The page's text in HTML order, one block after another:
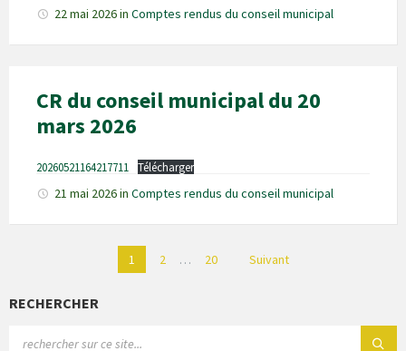
22 mai 2026in Comptes rendus du conseil municipal
CR du conseil municipal du 20
mars 2026
20260521164217711 Télécharger
21 mai 2026in Comptes rendus du conseil municipal
publications
1 2 … 20 Suivant
RECHERCHER